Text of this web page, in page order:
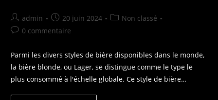
admin 20 juin 2024
Non classé
0 commentaire
Parmi les divers styles de bière disponibles dans le monde,
la bière blonde, ou Lager, se distingue comme le type le
plus consommé à l'échelle globale. Ce style de bière…